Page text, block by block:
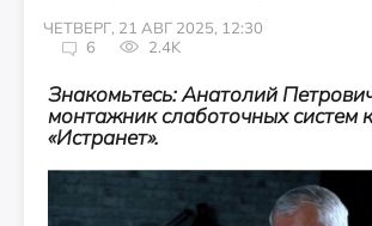
ЧЕТВЕРГ, 21 АВГ 2025, 12:30
6
2.4K
Знакомьтесь: Анатолий
монтажник слаботочных систем
«Истранет».